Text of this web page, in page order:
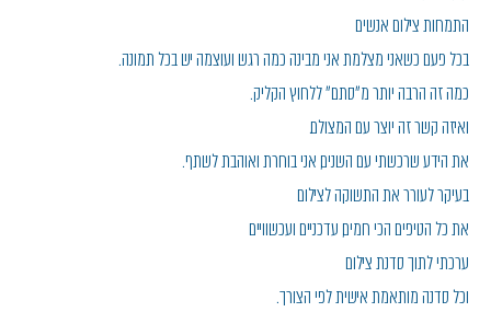
התמחות צילום אנשים
בכל פעם כשאני מצלמת אני מבינה כמה רגש ועוצמה יש בכל תמונה.
כמה זה הרבה יותר מ״סתם״ ללחוץ הקליק.
ואיזה קשר זה יוצר עם המצולם.
את הידע שרכשתי עם השנים, אני בוחרת ואוהבת לשתף.
בעיקר לעורר את התשוקה לצילום
את כל הטיפים הכי חמים, עדכניים ועכשוויים
ערכתי לתוך סדנת צילום
וכל סדנה מותאמת אישית לפי הצורך.